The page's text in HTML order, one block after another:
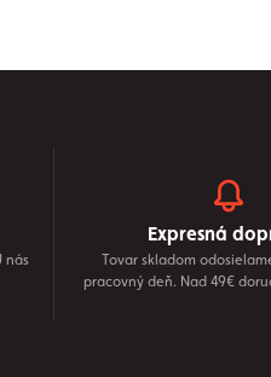
nás
Expresná
Tovar skladom
pracovný deň. Nad 49€